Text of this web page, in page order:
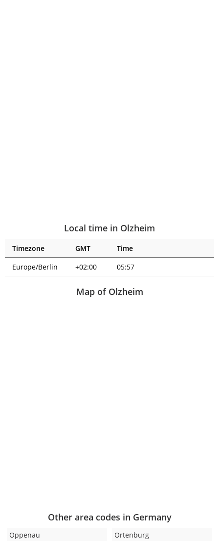
Local time in Olzheim
Timezone GMT
Time
Europe/Berlin
+02:00 05:57
Map of Olzheim
Other area codes in Germany
Oppenau Ortenburg